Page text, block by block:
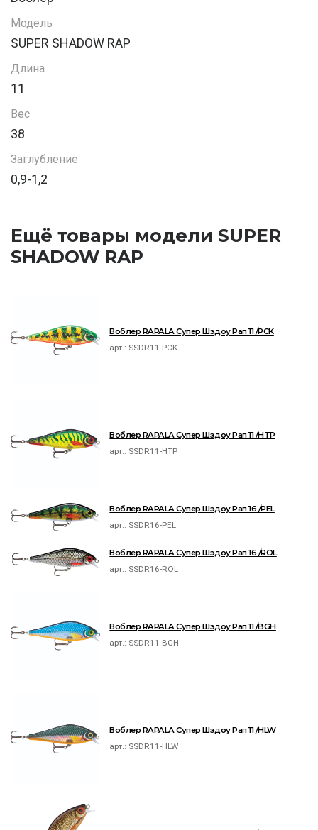
Модель
SUPER SHADOW RAP
Длина
11
Вес
38
Заглубление
0,9-1,2
Ещё товары модели SUPER
SHADOW RAP
Воблер RAPALA Супер Шэдоу Рап 11 /PCK
арт.: SSDR11-PCK
Воблер RAPALA Супер Шэдоу Рап 11 /HTP
арт.: SSDR11-HTP
Воблер RAPALA Супер Шэдоу Рап 16 /PEL
арт.: SSDR16-PEL
Воблер RAPALA Супер Шэдоу Рап 16 /ROL
арт.: SSDR16-ROL
Воблер RAPALA Супер Шэдоу Рап 11 /BGH
арт.: SSDR11-BGH
Воблер RAPALA Супер Шэдоу Рап 11 /HLW
арт.: SSDR11-HLW